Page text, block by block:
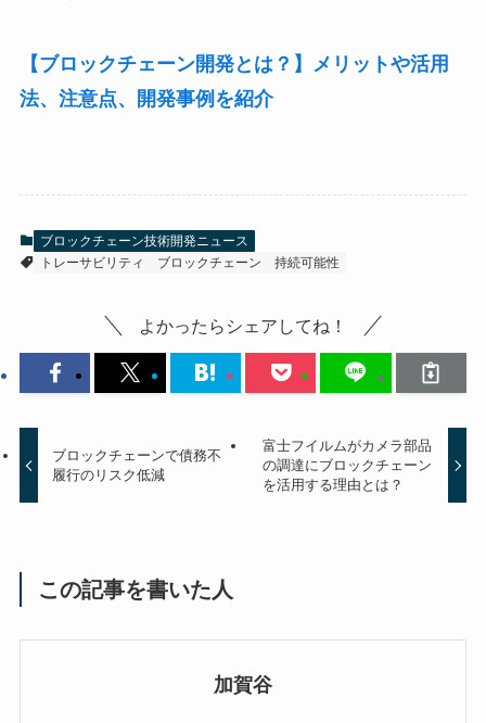
【ブロックチェーン開発とは？】メリットや活用
法、注意点、開発事例を紹介
ブロックチェーン技術開発ニュース
トレーサビリティ
ブロックチェーン 持続可能性
よかったらシェアしてね！
ブロックチェーンで債務不
履行のリスク低減
富士フイルムがカメラ部品
の調達にブロックチェーン
を活用する理由とは？
この記事を書いた人
加賀谷